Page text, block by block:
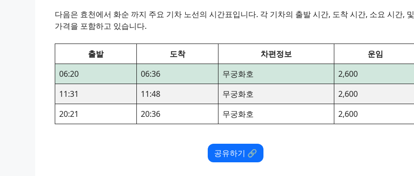
다음은 효천에서 화순 까지 주요 기차 노선의 시간표입니다. 각 기차의 출발 시간, 도착 시간, 소요 시간, 및
가격을 포함하고 있습니다.
출발 도착 차편정보
운임
06:20
06:36 무궁화호
2,600
11:31
11:48 무궁화호
2,600
20:21
20:36 무궁화호 2,600
공유하기 🔗